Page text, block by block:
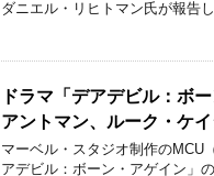
ダニエル・リヒトマン氏が報告
ドラマ「デアデビル：ボ
アントマン、ルーク・ケ
マーベル・スタジオ制作のMCU
アデビル：ボーン・アゲイン」